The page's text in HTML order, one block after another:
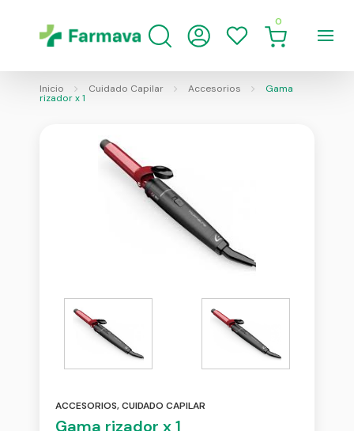
0
Inicio Cuidado Capilar Accesorios Gama
rizador x 1
ACCESORIOS,CUIDADO CAPILAR
Gama rizador x 1